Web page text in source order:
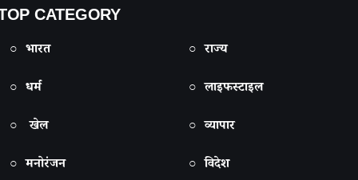
CATEGORY
○ भारत
○ राज्य
○ धर्म
○ लाइफस्टाइल
○ खेल
○ व्यापार
○ मनोरंजन
○ विदेश